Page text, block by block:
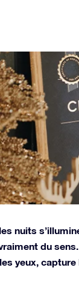
nuits
du
yeux,